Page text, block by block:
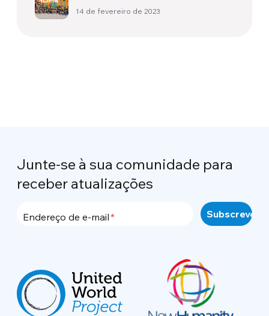
14 de fevereiro de 2023
Junte-se à sua comunidade para
receber atualizações
Endereço de e-mail